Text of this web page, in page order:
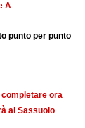
A
punto per punto
completare ora
al Sassuolo